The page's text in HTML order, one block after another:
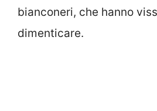
bianconeri, che hanno
dimenticare.